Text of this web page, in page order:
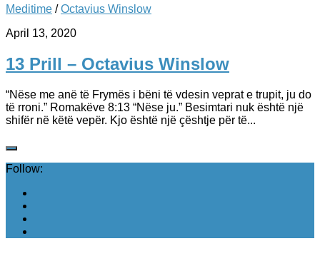
Meditime /Octavius Winslow
April 13, 2020
13 Prill – Octavius Winslow
“Nëse me anë të Frymës i bëni të vdesin veprat e trupit, ju do
të rroni.” ‭‭Romakëve 8:13 “Nëse ju.” Besimtari nuk është një
shifër në këtë vepër. Kjo është një çështje për të...
Follow: